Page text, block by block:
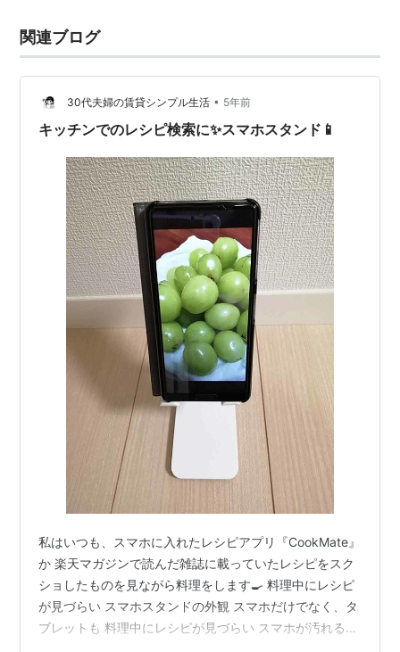
関連ブログ
30代夫婦の賃貸シンプル生活 • 5年前
キッチンでのレシピ検索に✨スマホスタンド📱
私はいつも、スマホに入れたレシピアプリ『CookMate』
か 楽天マガジンで読んだ雑誌に載っていたレシピをスク
ショしたものを見ながら料理をします🍳 料理中にレシピ
が見づらい スマホスタンドの外観 スマホだけでなく、タ
ブレットも 料理中にレシピが見づらい スマホが汚れるの